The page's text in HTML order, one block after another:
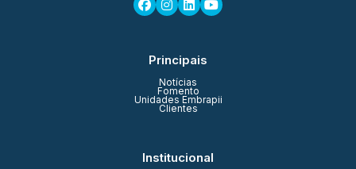
Principais
Notícias
Fomento
Unidades Embrapii
Clientes
Institucional